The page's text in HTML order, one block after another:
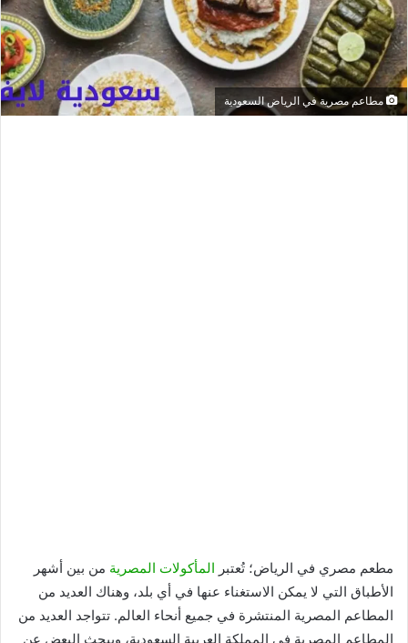
مطاعم مصرية في الرياض السعودية
مطعم مصري في الرياض؛ تُعتبر المأكولات المصرية من بين أشهر
الأطباق التي لا يمكن الاستغناء عنها في أي بلد، وهناك العديد من
المطاعم المصرية المنتشرة في جميع أنحاء العالم. تتواجد العديد من
المطاعم المصرية في المملكة العربية السعودية، ويبحث البعض عن